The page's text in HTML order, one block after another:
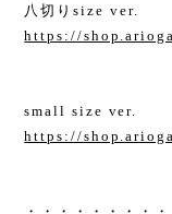
八切りsize ver.
https://
small size ver.
https://